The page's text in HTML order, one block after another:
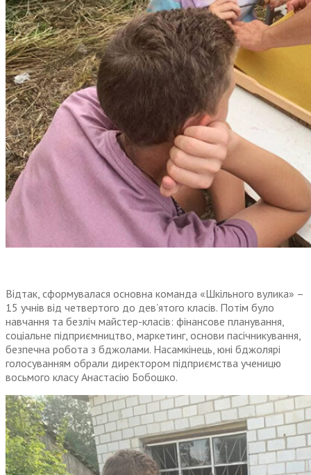
Відтак, сформувалася основна команда «Шкільного вулика» –
15 учнів від четвертого до дев’ятого класів. Потім було
навчання та безліч майстер-класів: фінансове планування,
соціальне підприємництво, маркетинг, основи пасічникування,
безпечна робота з бджолами. Насамкінець, юні бджолярі
голосуванням обрали директором підприємства ученицю
восьмого класу Анастасію Бобошко.